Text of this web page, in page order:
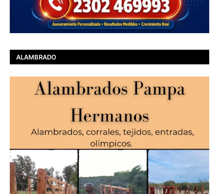
ALAMBRADO